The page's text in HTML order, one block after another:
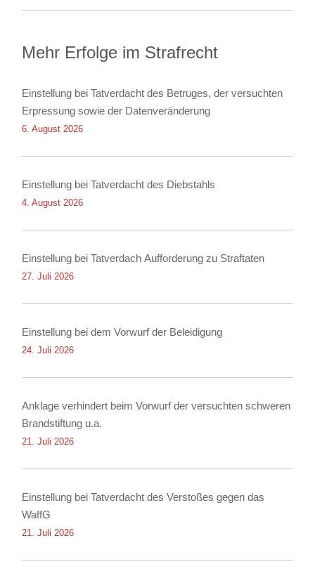
Mehr Erfolge im Strafrecht
Einstellung bei Tatverdacht des Betruges, der versuchten
Erpressung sowie der Datenveränderung
6. August 2026
Einstellung bei Tatverdacht des Diebstahls
4. August 2026
Einstellung bei Tatverdach Aufforderung zu Straftaten
27. Juli 2026
Einstellung bei dem Vorwurf der Beleidigung
24. Juli 2026
Anklage verhindert beim Vorwurf der versuchten schweren
Brandstiftung u.a.
21. Juli 2026
Einstellung bei Tatverdacht des Verstoßes gegen das
WaffG
21. Juli 2026